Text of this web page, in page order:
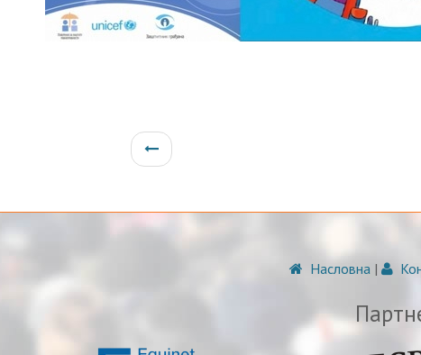
Насловна |